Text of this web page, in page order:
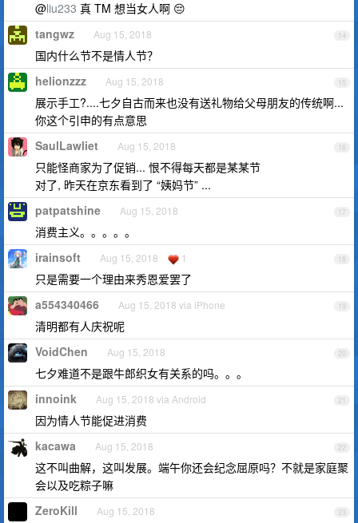
@liu233 真 TM 想当女人啊 😔
14
tangwz Aug 15, 2018
国内什么节不是情人节？
15
helionzzz Aug 15, 2018
展示手工?....七夕自古而来也没有送礼物给父母朋友的传统啊...
你这个引申的有点意思
16
SaulLawliet Aug 15, 2018
只能怪商家为了促销... 恨不得每天都是某某节
对了, 昨天在京东看到了 “姨妈节” ...
17
patpatshine Aug 15, 2018
消费主义。。。。。
18
irainsoft Aug 15, 2018 1
只是需要一个理由来秀恩爱罢了
19
a554340466 Aug 15, 2018 via iPhone
清明都有人庆祝呢
20
VoidChen Aug 15, 2018
七夕难道不是跟牛郎织女有关系的吗。。。
21
innoink Aug 15, 2018 via Android
因为情人节能促进消费
22
kacawa Aug 15, 2018
这不叫曲解，这叫发展。端午你还会纪念屈原吗？不就是家庭聚
会以及吃粽子嘛
23
ZeroKill Aug 15, 2018